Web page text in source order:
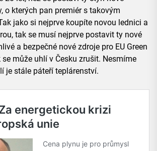
o kterých pan premiér s takovým
jako si nejprve koupíte novou lednici a
tak se musí nejprve postavit ty nové
a bezpečné nové zdroje pro EU Green
se může uhlí v Česku zrušit. Nesmíme
je stále páteří teplárenství.